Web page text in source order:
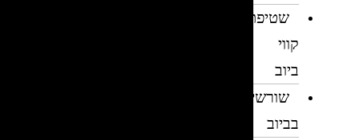
שטיפת
קווי
ביוב
שורשים
בביוב